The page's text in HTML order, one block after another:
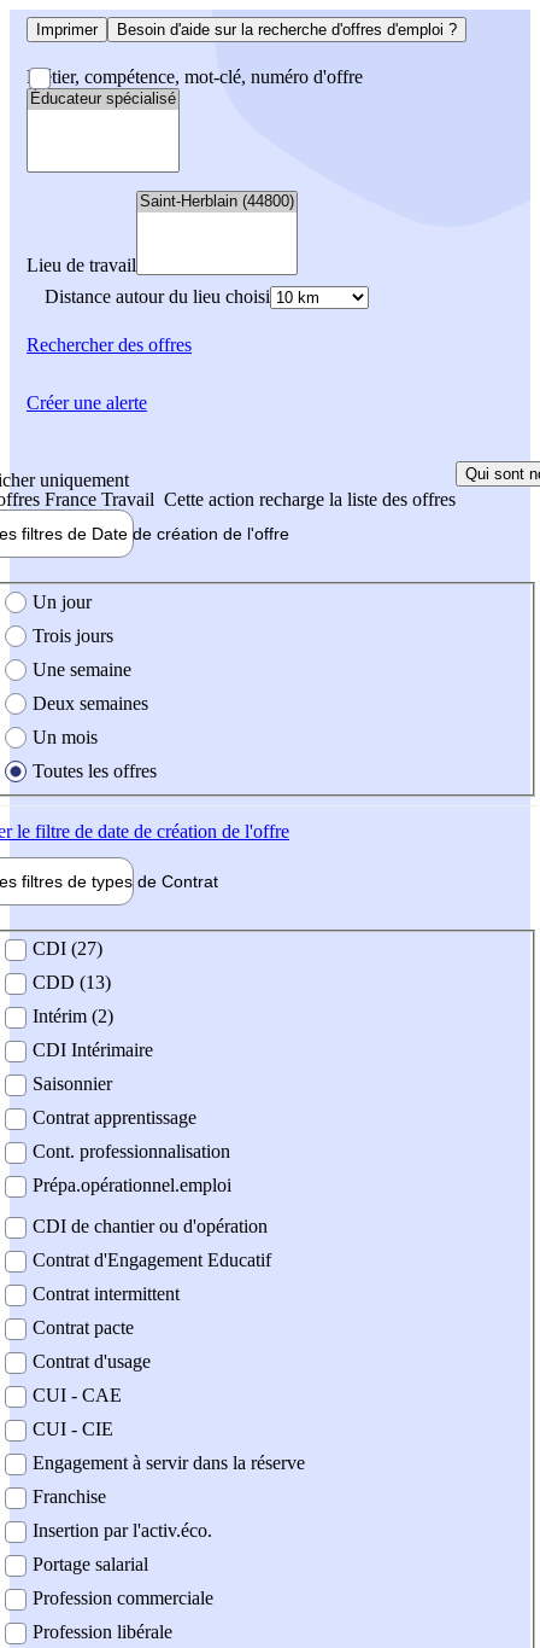
Imprimer Besoin d'aide sur la recherche d'offres d'emploi ?
Métier, compétence, mot-clé, numéro d'offre
Lieu de travail
Distance autour du lieu choisi
Rechercherdes offres
uniquement
France Travail Cette action recharge la liste des offres
Qui sont
filtres de Date de création de l'offre
création de l'offre
Un jour
Trois jours
Une semaine
Deux semaines
Un mois
Toutes les offres
le filtre de date de création de l'offre
filtres de types de Contrat
contrat
CDI (27)
CDD (13)
Intérim (2)
CDI Intérimaire
Saisonnier
Contrat apprentissage
Cont. professionnalisation
Prépa.opérationnel.emploi
CDI de chantier ou d'opération
Contrat d'Engagement Educatif
Contrat intermittent
Contrat pacte
Contrat d'usage
CUI - CAE
CUI - CIE
Engagement à servir dans la réserve
Franchise
Insertion par l'activ.éco.
Portage salarial
Profession commerciale
Profession libérale
Créer une alerte